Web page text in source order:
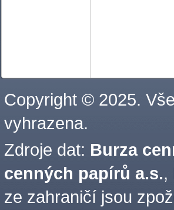
Copyright © 2025.
vyhrazena.
Zdroje dat: Burza
cenných papírů a.s.,
ze zahraničí jsou